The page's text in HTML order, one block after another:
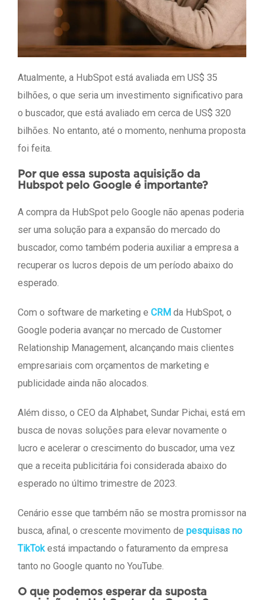
Atualmente, a HubSpot está avaliada em US$ 35
bilhões, o que seria um investimento significativo para
o buscador, que está avaliado em cerca de US$ 320
bilhões. No entanto, até o momento, nenhuma proposta
foi feita.
Por que essa suposta aquisição da
Hubspot pelo Google é importante?
A compra da HubSpot pelo Google não apenas poderia
ser uma solução para a expansão do mercado do
buscador, como também poderia auxiliar a empresa a
recuperar os lucros depois de um período abaixo do
esperado.
Com o software de marketing e CRM da HubSpot, o
Google poderia avançar no mercado de Customer
Relationship Management, alcançando mais clientes
empresariais com orçamentos de marketing e
publicidade ainda não alocados.
Além disso, o CEO da Alphabet, Sundar Pichai, está em
busca de novas soluções para elevar novamente o
lucro e acelerar o crescimento do buscador, uma vez
que a receita publicitária foi considerada abaixo do
esperado no último trimestre de 2023.
Cenário esse que também não se mostra promissor na
busca, afinal, o crescente movimento de pesquisas no
TikTokestá impactando o faturamento da empresa
tanto no Google quanto no YouTube.
O que podemos esperar da suposta